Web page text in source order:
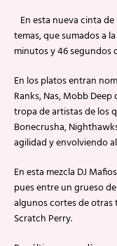
En esta nueva cinta
temas, que sumados a
minutos y 46 segundos
En los platos entran
Ranks, Nas, Mobb
tropa de artistas de los
Bonecrusha,
agilidad y envolviendo
En esta mezcla DJ
pues entre un grueso
algunos cortes de otras
Scratch Perry.